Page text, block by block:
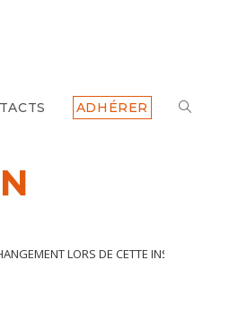
ADHÉRER TOGGLE
LORS DE CETTE INSTANCE!